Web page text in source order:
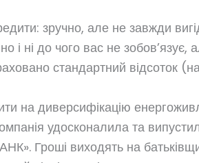
зручно, але не завжди
і ні до чого вас не
стандартний відсоток
на диверсифікацію
удосконалила та
Гроші виходять на